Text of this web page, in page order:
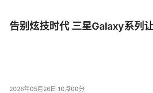
告别炫技时代 三星Galaxy系列
2026年05月26日 10点00分